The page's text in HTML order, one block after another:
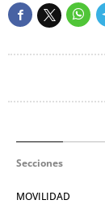
Secciones
MOVILIDAD